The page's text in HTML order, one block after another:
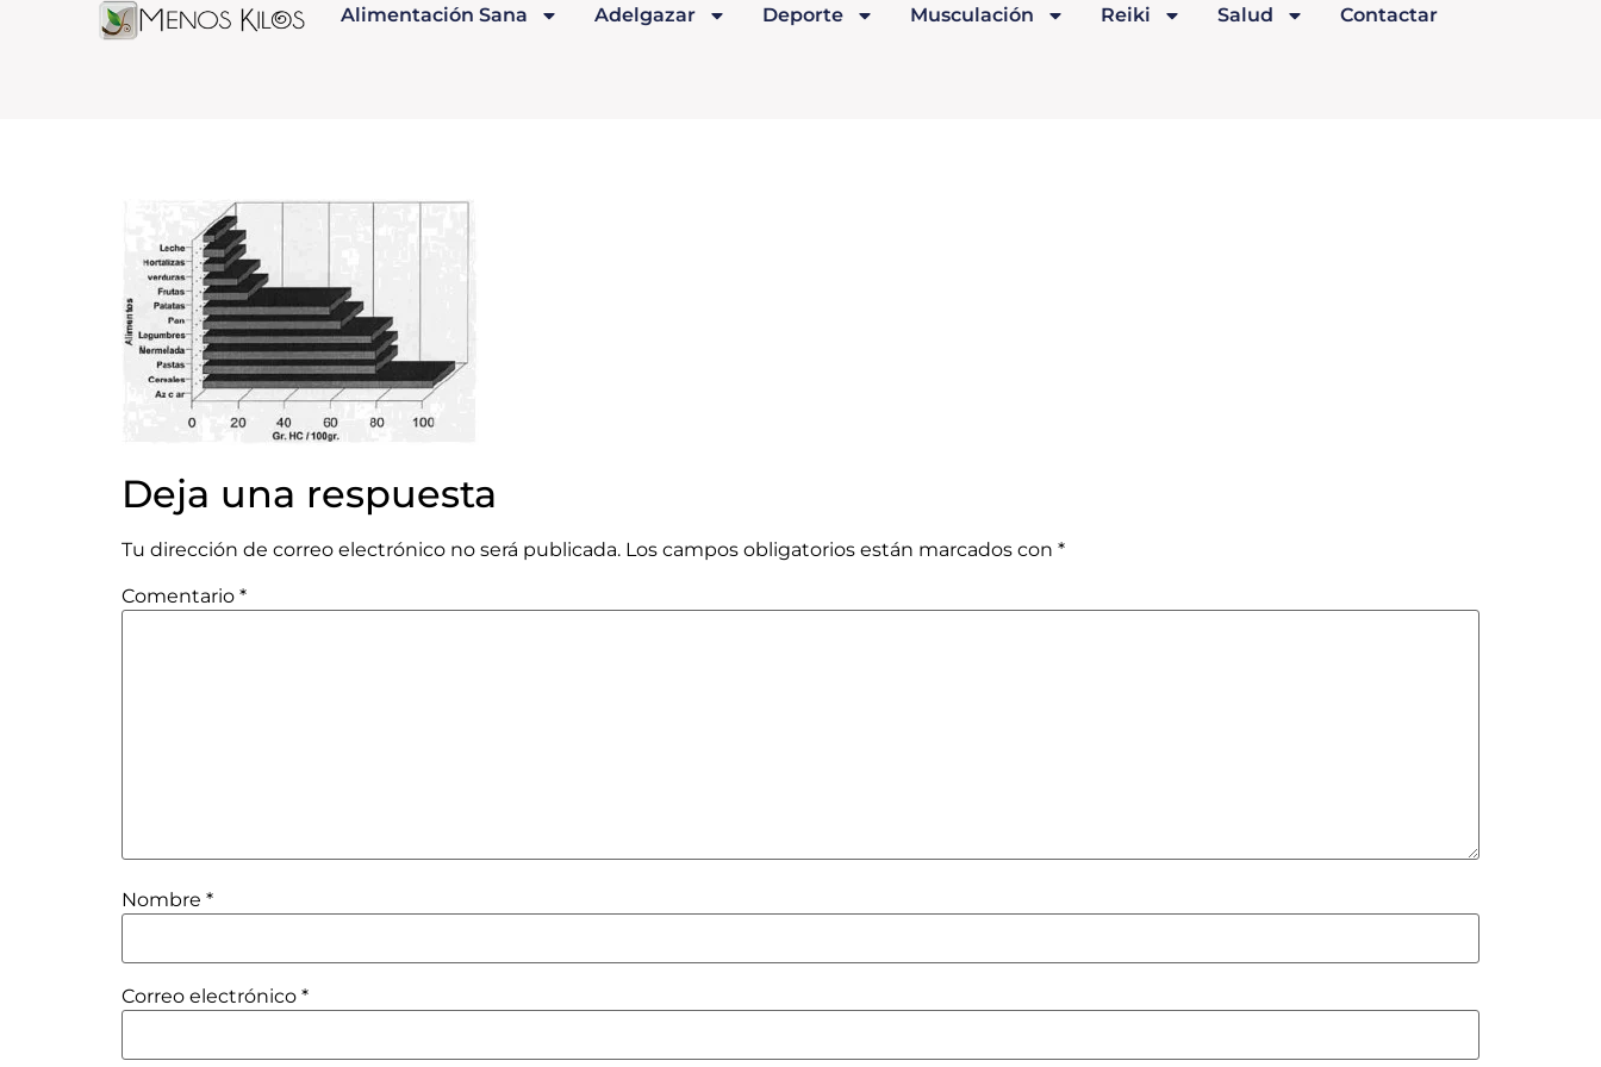
Alimentación Sana Adelgazar Deporte Musculación Reiki Salud Contactar
Deja una respuesta
Tu dirección de correo electrónico no será publicada. Los campos obligatorios están marcados con *
Comentario *
Nombre *
Correo electrónico *